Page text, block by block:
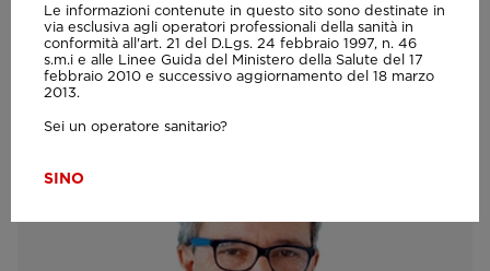
Le informazioni contenute in questo sito sono destinate in
via esclusiva agli operatori professionali della sanità in
conformità all'art. 21 del D.Lgs. 24 febbraio 1997, n. 46
s.m.i e alle Linee Guida del Ministero della Salute del 17
febbraio 2010 e successivo aggiornamento del 18 marzo
2013.
Sei un operatore sanitario?
SINO